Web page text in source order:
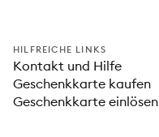
HILFREICHE LINKS
Kontakt und Hilfe
Geschenkkarte kaufen
Geschenkkarte einlösen